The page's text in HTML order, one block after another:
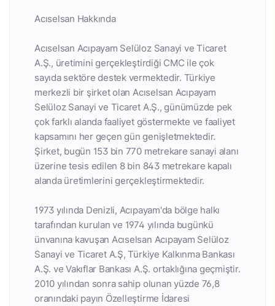
Acıselsan Hakkında
Acıselsan Acıpayam Selüloz Sanayi ve Ticaret
A.Ş., üretimini gerçekleştirdiği CMC ile çok
sayıda sektöre destek vermektedir. Türkiye
merkezli bir şirket olan Acıselsan Acıpayam
Selüloz Sanayi ve Ticaret A.Ş., günümüzde pek
çok farklı alanda faaliyet göstermekte ve faaliyet
kapsamını her geçen gün genişletmektedir.
Şirket, bugün 153 bin 770 metrekare sanayi alanı
üzerine tesis edilen 8 bin 843 metrekare kapalı
alanda üretimlerini gerçekleştirmektedir.
1973 yılında Denizli, Acıpayam'da bölge halkı
tarafından kurulan ve 1974 yılında bugünkü
ünvanına kavuşan Acıselsan Acıpayam Selüloz
Sanayi ve Ticaret A.Ş, Türkiye Kalkınma Bankası
A.Ş. ve Vakıflar Bankası A.Ş. ortaklığına geçmiştir.
2010 yılından sonra sahip olunan yüzde 76,8
oranındaki payın Özelleştirme İdaresi